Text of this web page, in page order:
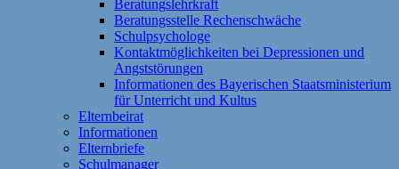
Beratungslehrkraft
Beratungsstelle Rechenschwäche
Schulpsychologe
Kontaktmöglichkeiten bei Depressionen und
Angststörungen
Informationen des Bayerischen Staatsministerium
für Unterricht und Kultus
Elternbeirat
Informationen
Elternbriefe
Schulmanager